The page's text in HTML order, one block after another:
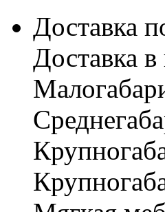
Доставка
Доставка